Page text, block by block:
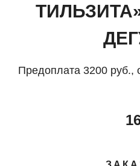
Предоплата 3200 руб.,